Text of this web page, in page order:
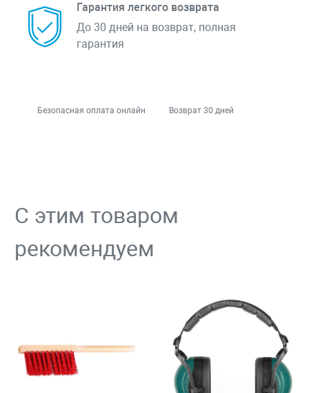
Гарантия легкого возврата
До 30 дней на возврат, полная
гарантия
Безопасная оплата онлайн Возврат 30 дней
С этим товаром
рекомендуем